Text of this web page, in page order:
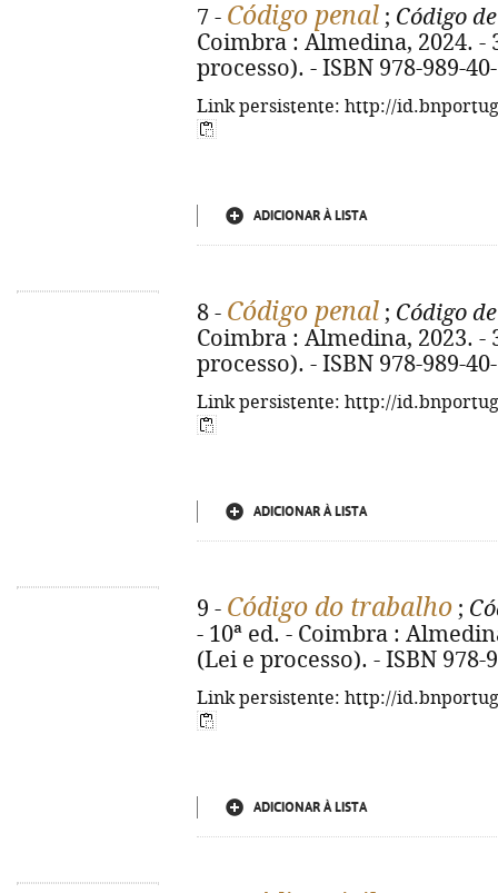
7 - Código penal ; Código
Coimbra : Almedina, 2024. -
processo). - ISBN 978-989-
Link persistente: http://
ADICIONAR À LISTA
8 - Código penal ; Código
Coimbra : Almedina, 2023. -
processo). - ISBN 978-989-
Link persistente: http://
ADICIONAR À LISTA
9 - Código do trabalho ;
- 10ª ed. - Coimbra :
(Lei e processo). - ISBN 978-
Link persistente: http://
ADICIONAR À LISTA